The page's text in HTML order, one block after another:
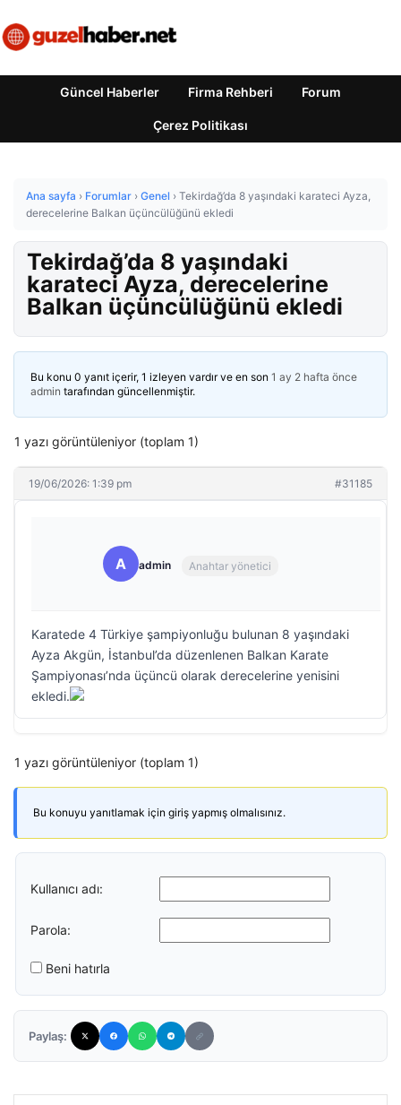
Güncel Haberler Firma Rehberi Forum
Çerez Politikası
Ana sayfa › Forumlar › Genel › Tekirdağ’da 8 yaşındaki karateci Ayza,
derecelerine Balkan üçüncülüğünü ekledi
Tekirdağ’da 8 yaşındaki
karateci Ayza, derecelerine
Balkan üçüncülüğünü ekledi
Bu konu 0 yanıt içerir, 1 izleyen vardır ve en son 1 ay 2 hafta önce
admin tarafından güncellenmiştir.
1 yazı görüntüleniyor (toplam 1)
19/06/2026: 1:39 pm #31185
A admin Anahtar yönetici
Karatede 4 Türkiye şampiyonluğu bulunan 8 yaşındaki
Ayza Akgün, İstanbul’da düzenlenen Balkan Karate
Şampiyonası’nda üçüncü olarak derecelerine yenisini
ekledi.
1 yazı görüntüleniyor (toplam 1)
Bu konuyu yanıtlamak için giriş yapmış olmalısınız.
Kullanıcı adı:
Parola:
Beni hatırla
Paylaş: